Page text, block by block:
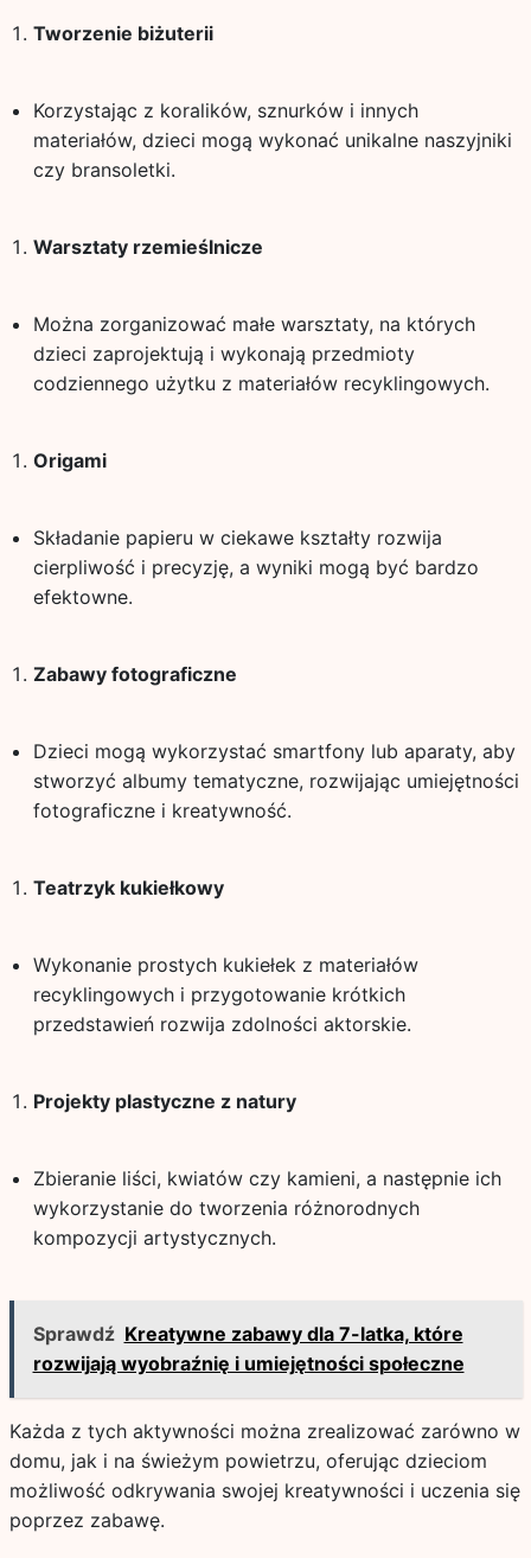
Tworzenie biżuterii
Korzystając z koralików, sznurków i innych
materiałów, dzieci mogą wykonać unikalne naszyjniki
czy bransoletki.
Warsztaty rzemieślnicze
Można zorganizować małe warsztaty, na których
dzieci zaprojektują i wykonają przedmioty
codziennego użytku z materiałów recyklingowych.
Origami
Składanie papieru w ciekawe kształty rozwija
cierpliwość i precyzję, a wyniki mogą być bardzo
efektowne.
Zabawy fotograficzne
Dzieci mogą wykorzystać smartfony lub aparaty, aby
stworzyć albumy tematyczne, rozwijając umiejętności
fotograficzne i kreatywność.
Teatrzyk kukiełkowy
Wykonanie prostych kukiełek z materiałów
recyklingowych i przygotowanie krótkich
przedstawień rozwija zdolności aktorskie.
Projekty plastyczne z natury
Zbieranie liści, kwiatów czy kamieni, a następnie ich
wykorzystanie do tworzenia różnorodnych
kompozycji artystycznych.
Sprawdź Kreatywne zabawy dla 7-latka, które
rozwijają wyobraźnię i umiejętności społeczne
Każda z tych aktywności można zrealizować zarówno w
domu, jak i na świeżym powietrzu, oferując dzieciom
możliwość odkrywania swojej kreatywności i uczenia się
poprzez zabawę.